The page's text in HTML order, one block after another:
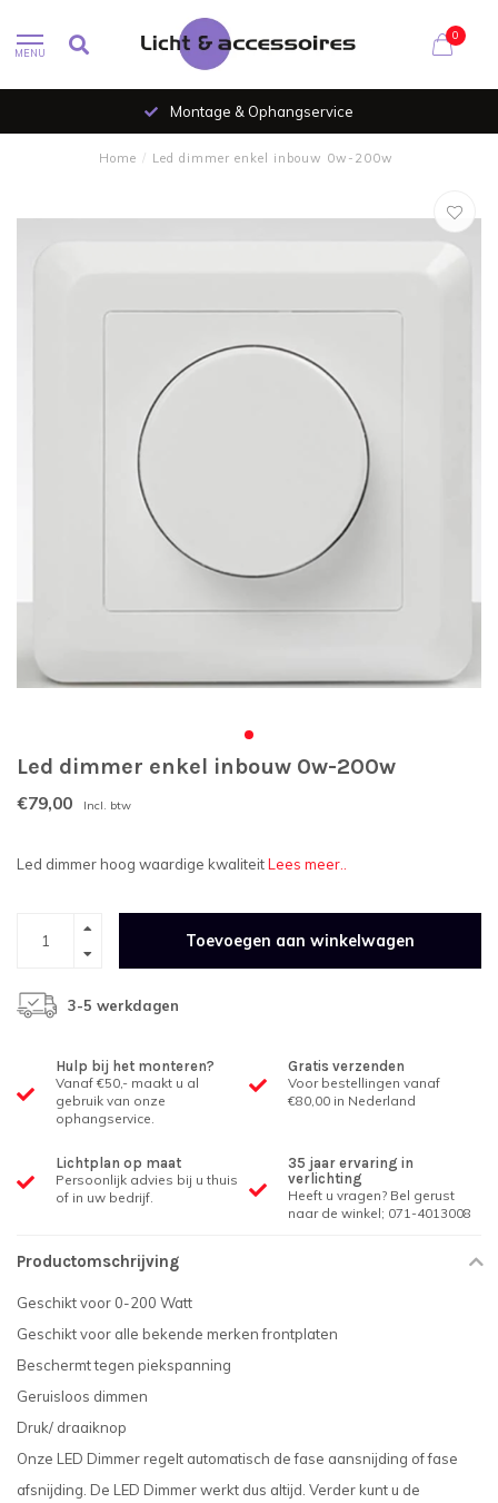
MENU
0
Montage & Ophangservice
Home / Led dimmer enkel inbouw 0w-200w
Led dimmer enkel inbouw 0w-200w
€79,00 Incl. btw
Led dimmer hoog waardige kwaliteitLees meer..
Toevoegen aan winkelwagen
3-5 werkdagen
Hulp bij het monteren?
Vanaf €50,- maakt u al
gebruik van onze
ophangservice.
Gratis verzenden
Voor bestellingen vanaf
€80,00 in Nederland
Lichtplan op maat
Persoonlijk advies bij u thuis
of in uw bedrijf.
35 jaar ervaring in
verlichting
Heeft u vragen? Bel gerust
naar de winkel; 071-4013008
Productomschrijving
Geschikt voor 0-200 Watt
Geschikt voor alle bekende merken frontplaten
Beschermt tegen piekspanning
Geruisloos dimmen
Druk/ draaiknop
Onze LED Dimmer regelt automatisch de fase aansnijding of fase
afsnijding. De LED Dimmer werkt dus altijd. Verder kunt u de